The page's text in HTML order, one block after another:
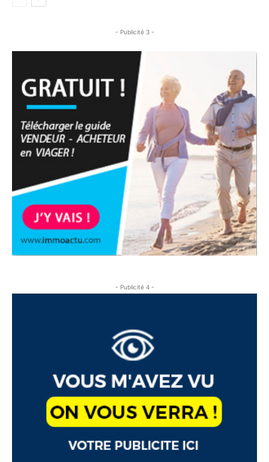
- Publicité 3 -
- Publicité 4 -